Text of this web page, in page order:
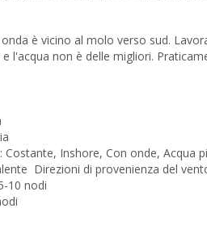
è vicino al molo verso sud.
l'acqua non è delle migliori.
Direzioni vento prevalente Direzioni di
10 nodi